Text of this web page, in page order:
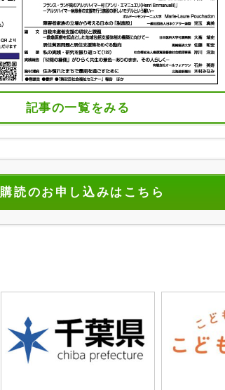
記事の一覧をみる
購読のお申し込みはこちら